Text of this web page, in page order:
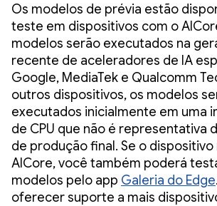
Os modelos de prévia estão
teste em dispositivos com o
modelos serão executados na
recente de aceleradores de IA
Google, MediaTek e Qualcomm
outros dispositivos, os modelos
executados inicialmente em uma
de CPU que não é representativa
de produção final. Se o
AICore, você também poderá
modelos pelo app Galeria do Edge
oferecer suporte a mais